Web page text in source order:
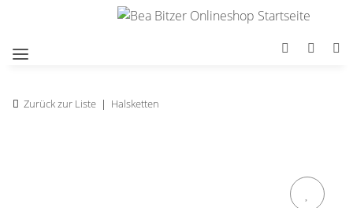
Zurück zur Liste Halsketten